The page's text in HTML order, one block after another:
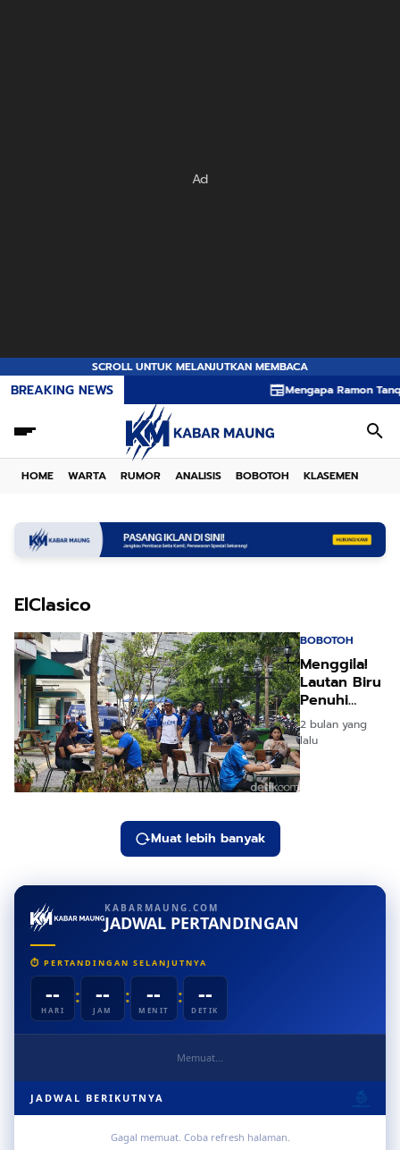
Ad
SCROLL UNTUK MELANJUTKAN MEMBACA
BREAKING NEWS Mengapa Ramon Tanque
HOME WARTA RUMOR ANALISIS BOBOTOH KLASEMEN
ElClasico
BOBOTOH
Menggila!
Lautan Biru
Penuhi
Bandung
Sambut El
2 bulan yang
lalu
Muat lebih banyak
KABARMAUNG.COM
JADWAL PERTANDINGAN
⏱ PERTANDINGAN SELANJUTNYA
--
HARI
: --
JAM
: --
MENIT
: --
DETIK
Memuat...
JADWAL BERIKUTNYA
Gagal memuat. Coba refresh halaman.